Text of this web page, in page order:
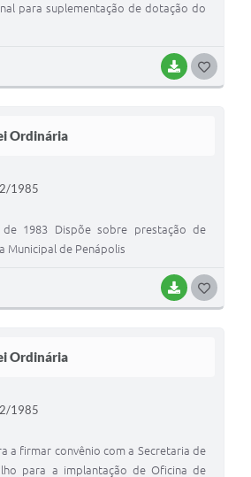
BAIXAR
para suplementação de dotação do
Ordinária
BAIXAR
1985
1983 Dispõe sobre prestação de
Municipal de Penápolis
Ordinária
1985
a firmar convênio com a Secretaria de
para a implantação de Oficina de